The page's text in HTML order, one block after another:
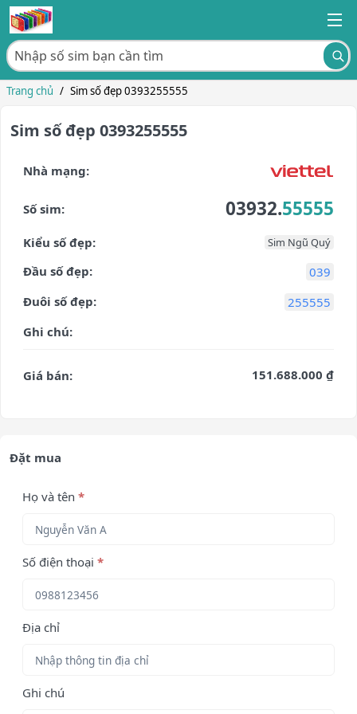
Trang chủ / Sim số đẹp 0393255555
Sim số đẹp 0393255555
Nhà mạng:
Số sim: 03932.55555
Kiểu số đẹp: Sim Ngũ Quý
Đầu số đẹp:
039
Đuôi số đẹp:
255555
Ghi chú:
Giá bán: 151.688.000 ₫
Đặt mua
Họ và tên *
Số điện thoại *
Địa chỉ
Ghi chú